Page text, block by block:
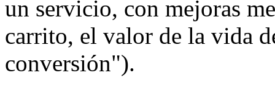
un servicio, con mejoras
carrito, el valor de la vida
conversión").